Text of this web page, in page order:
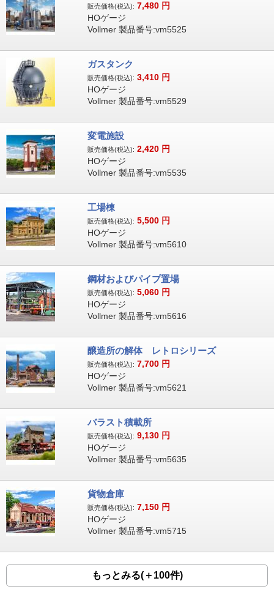
販売価格(税込): 7,480 円
HOゲージ
Vollmer 製品番号:vm5525
ガスタンク
販売価格(税込): 3,410 円
HOゲージ
Vollmer 製品番号:vm5529
変電施設
販売価格(税込): 2,420 円
HOゲージ
Vollmer 製品番号:vm5535
工場棟
販売価格(税込): 5,500 円
HOゲージ
Vollmer 製品番号:vm5610
鋼材およびパイプ置場
販売価格(税込): 5,060 円
HOゲージ
Vollmer 製品番号:vm5616
醸造所の解体 レトロシリーズ
販売価格(税込): 7,700 円
HOゲージ
Vollmer 製品番号:vm5621
バラスト積載所
販売価格(税込): 9,130 円
HOゲージ
Vollmer 製品番号:vm5635
貨物倉庫
販売価格(税込): 7,150 円
HOゲージ
Vollmer 製品番号:vm5715
もっとみる(＋100件)